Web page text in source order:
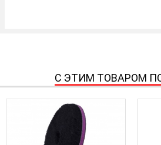
С ЭТИМ ТОВАРОМ